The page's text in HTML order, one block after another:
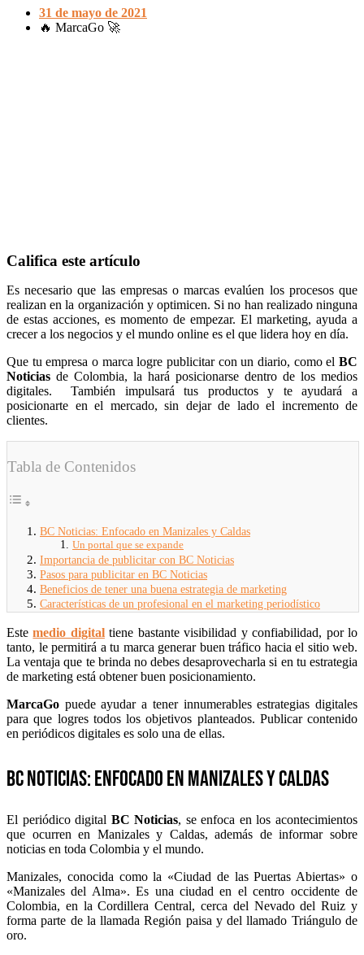
31 de mayo de 2021
🔥 MarcaGo 🚀
Califica este artículo
Es necesario que las empresas o marcas evalúen los procesos que
realizan en la organización y optimicen. Si no han realizado ninguna
de estas acciones, es momento de empezar. El marketing, ayuda a
crecer a los negocios y el mundo online es el que lidera hoy en día.
Que tu empresa o marca logre publicitar con un diario, como el BC
Noticias de Colombia, la hará posicionarse dentro de los medios
digitales. También impulsará tus productos y te ayudará a
posicionarte en el mercado, sin dejar de lado el incremento de
clientes.
Tabla de Contenidos
BC Noticias: Enfocado en Manizales y Caldas
Un portal que se expande
Importancia de publicitar con BC Noticias
Pasos para publicitar en BC Noticias
Beneficios de tener una buena estrategia de marketing
Características de un profesional en el marketing periodístico
Estemedio digitaltiene bastante visibilidad y confiabilidad, por lo
tanto, le permitirá a tu marca generar buen tráfico hacia el sitio web.
La ventaja que te brinda no debes desaprovecharla si en tu estrategia
de marketing está obtener buen posicionamiento.
MarcaGo puede ayudar a tener innumerables estrategias digitales
para que logres todos los objetivos planteados. Publicar contenido
en periódicos digitales es solo una de ellas.
BC Noticias: Enfocado en Manizales y Caldas
El periódico digital BC Noticias, se enfoca en los acontecimientos
que ocurren en Manizales y Caldas, además de informar sobre
noticias en toda Colombia y el mundo.
Manizales, conocida como la «Ciudad de las Puertas Abiertas» o
«Manizales del Alma». Es una ciudad en el centro occidente de
Colombia, en la Cordillera Central, cerca del Nevado del Ruiz y
forma parte de la llamada Región paisa y del llamado Triángulo de
oro.